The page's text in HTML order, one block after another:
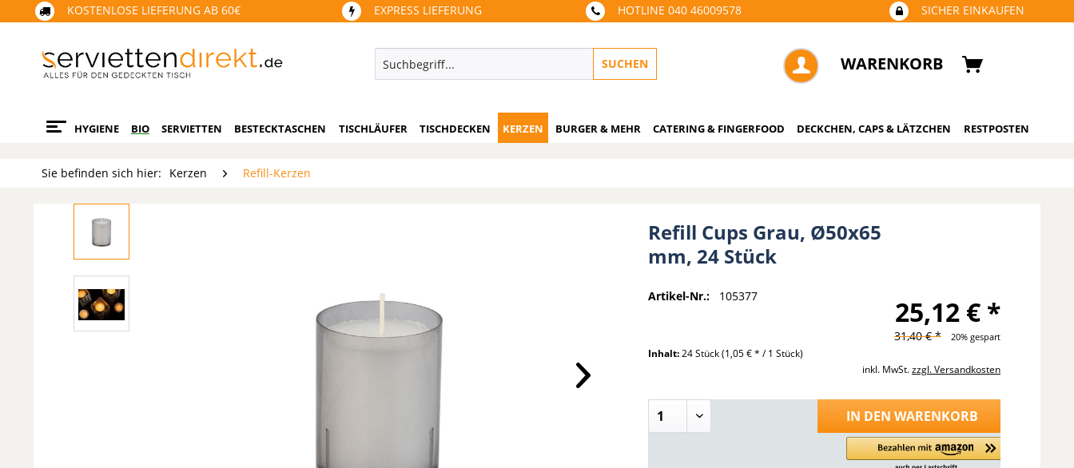
KOSTENLOSE LIEFERUNG AB 60€ EXPRESS LIEFERUNG HOTLINE 040 46009578 SICHER EINKAUFEN
SUCHEN WARENKORB
HYGIENE BIO SERVIETTEN BESTECKTASCHEN TISCHLÄUFER TISCHDECKEN KERZEN BURGER & MEHR CATERING & FINGERFOOD DECKCHEN, CAPS & LÄTZCHEN RESTPOSTEN
Sie befinden sich hier: Kerzen Refill-Kerzen
Refill Cups Grau, Ø50x65
mm, 24 Stück
Artikel-Nr.: 105377 25,12 € *
31,40 € * 20% gespart
Inhalt:24 Stück(1,05 € * / 1 Stück)
inkl. MwSt.zzgl. Versandkosten
IN DEN WARENKORB